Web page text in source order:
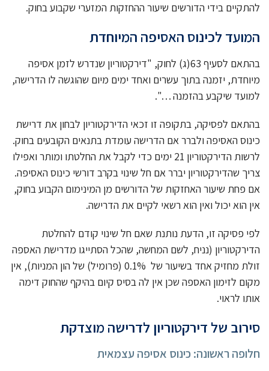
להתקיים בידי הדורשים שיעור ההחזקות המזערי שקבוע בחוק.
המועד לכינוס האסיפה המיוחדת
בהתאם לסעיף 63(ג) לחוק, "דירקטוריון שנדרש לזמן אסיפה
מיוחדת, יזמנה בתוך עשרים ואחד ימים מיום שהוגשה לו הדרישה,
למועד שיקבע בהזמנה …".
בהתאם לפסיקה, בתקופה זו זכאי הדירקטוריון לבחון את דרישת
כינוס האסיפה ולברר אם הדרישה עומדת בתנאים הקובעים בחוק.
לרשות הדירקטוריון 21 ימים כדי לקבל את החלטתו ומותר ואפילו
צריך שהדירקטוריון יברר אם חל שינוי בקרב דורשי כינוס האסיפה.
אם פחת שיעור האחזקות של הדורשים מן המינימום הקבוע בחוק,
אין הוא יכול ואין הוא רשאי לקיים את הדרישה.
לפי פסיקה זו, הדעת נותנת שאם חל שינוי קודם להחלטת
הדירקטוריון (נניח, לשם המחשה, שהכל הסתייגו מדרישת האספה
זולת מחזיק אחד בשיעור של 0.1% (פרומיל) של הון המניות), אין
מקום לזימון האספה שכן אין לה בסיס קיום בהיקף שהחוק דימה
אותו לראוי.
סירוב של דירקטוריון לדרישה מוצדקת
חלופה ראשונה: כינוס אסיפה עצמאית